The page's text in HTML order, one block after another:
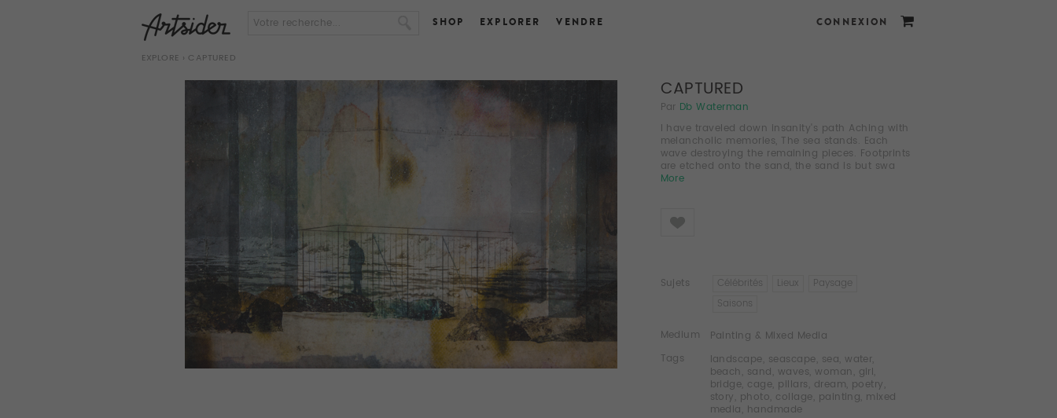
SHOP EXPLORER VENDRE CONNEXION
EXPLORE › CAPTURED
CAPTURED
Par Db Waterman
I have traveled down insanity's path Aching with
melancholic memories, The sea stands. Each
wave destroying the remaining pieces. Footprints
are etched onto the sand, the sand is but swa
More
Like
Sujets Célébrités Lieux
Paysage
Saisons
Medium
Painting & Mixed Media
Tags
landscape seascape sea water
beach sand waves woman girl
bridge cage pillars dream poetry
story photo collage painting mixed
media handmade